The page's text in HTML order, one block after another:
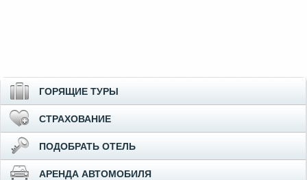
ГОРЯЩИЕ ТУРЫ
СТРАХОВАНИЕ
ПОДОБРАТЬ ОТЕЛЬ
АРЕНДА АВТОМОБИЛЯ